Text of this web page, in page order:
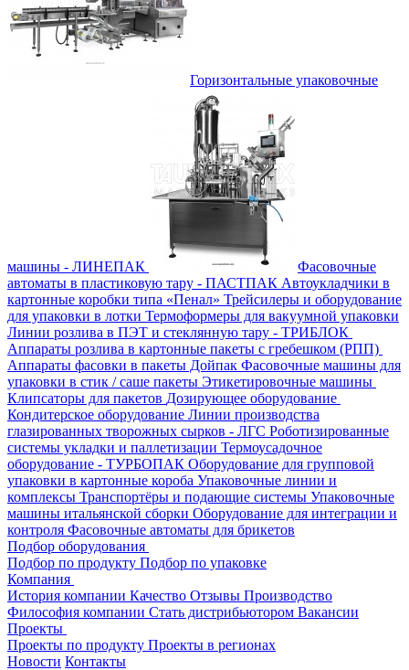
Горизонтальные упаковочные
машины - ЛИНЕПАК
Фасовочные
автоматы в пластиковую тару - ПАСТПАК Автоукладчики в
картонные коробки типа «Пенал» Трейсилеры и оборудование
для упаковки в лотки Термоформеры для вакуумной упаковки
Линии розлива в ПЭТ и стеклянную тару - ТРИБЛОК
Аппараты розлива в картонные пакеты с гребешком (РПП)
Аппараты фасовки в пакеты Дойпак Фасовочные машины для
упаковки в стик / саше пакеты Этикетировочные машины
Клипсаторы для пакетов Дозирующее оборудование
Кондитерское оборудование Линии производства
глазированных творожных сырков - ЛГС Роботизированные
системы укладки и паллетизации Термоусадочное
оборудование - ТУРБОПАК Оборудование для групповой
упаковки в картонные короба Упаковочные линии и
комплексы Транспортёры и подающие системы Упаковочные
машины итальянской сборки Оборудование для интеграции и
контроля Фасовочные автоматы для брикетов
Подбор оборудования
Подбор по продукту Подбор по упаковке
Компания
История компании Качество Отзывы Производство
Философия компании Стать дистрибьютором Вакансии
Проекты
Проекты по продукту Проекты в регионах
Новости Контакты